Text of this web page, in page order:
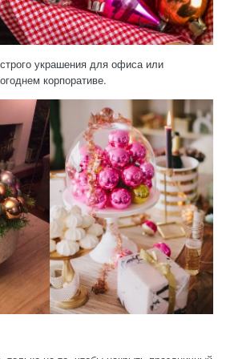
украшения для офиса или
корпоративе.